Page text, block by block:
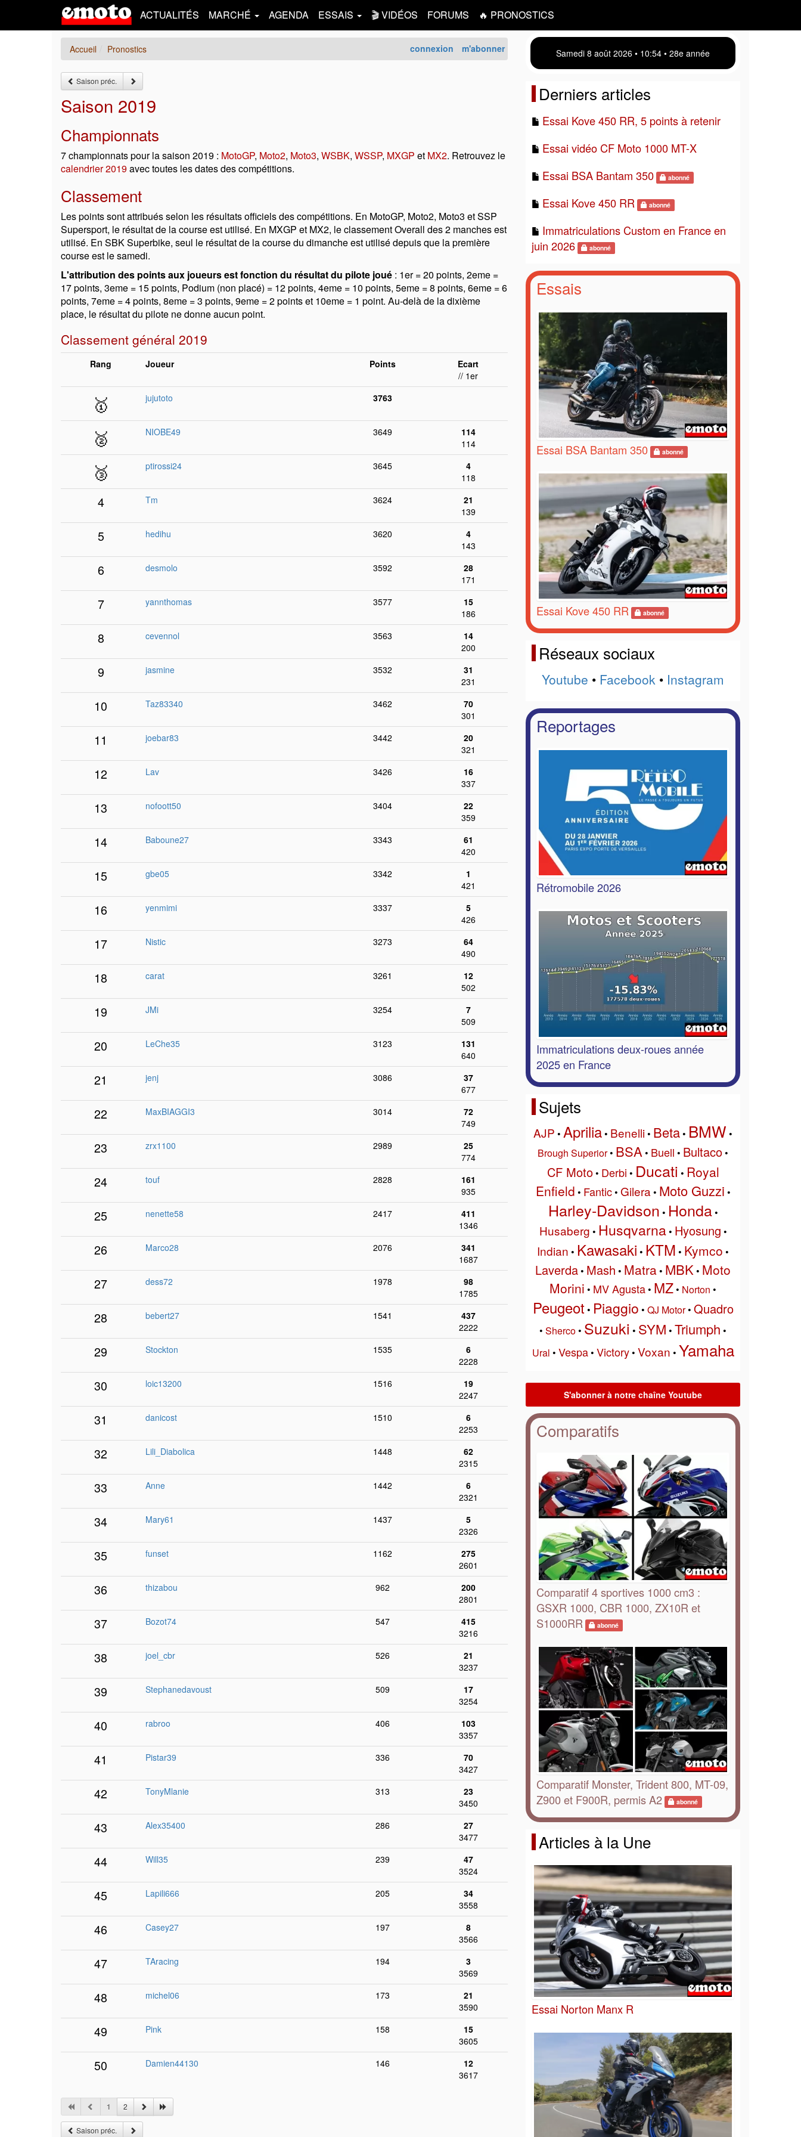
ACTUALITÉS MARCHÉ AGENDA ESSAIS 🎬 VIDÉOS FORUMS 🔥 PRONOSTICS
connexion m'abonner
Accueil Pronostics
Saison préc.
Saison 2019
Championnats
7 championnats pour la saison 2019 : MotoGP, Moto2, Moto3, WSBK, WSSP, MXGP et MX2. Retrouvez le
calendrier 2019avec toutes les dates des compétitions.
Classement
Les points sont attribués selon les résultats officiels des compétitions. En MotoGP, Moto2, Moto3 et SSP
Supersport, le résultat de la course est utilisé. En MXGP et MX2, le classement Overall des 2 manches est
utilisé. En SBK Superbike, seul le résultat de la course du dimanche est utilisé depuis que la première
course est le samedi.
L'attribution des points aux joueurs est fonction du résultat du pilote joué : 1er = 20 points, 2eme =
17 points, 3eme = 15 points, Podium (non placé) = 12 points, 4eme = 10 points, 5eme = 8 points, 6eme = 6
points, 7eme = 4 points, 8eme = 3 points, 9eme = 2 points et 10eme = 1 point. Au-delà de la dixième
place, le résultat du pilote ne donne aucun point.
Classement général 2019
Rang Joueur Points
Ecart
// 1er
🥇 jujutoto 3763
🥈 NIOBE49 3649
114
114
🥉 ptirossi24 3645
4
118
4 Tm 3624
21
139
5 hedihu 3620
4
143
6 desmolo 3592
28
171
7 yannthomas 3577
15
186
8 cevennol 3563
14
200
9 jasmine 3532
31
231
10 Taz83340 3462
70
301
11 joebar83 3442
20
321
12 Lav 3426
16
337
13 nofoott50 3404
22
359
14 Baboune27 3343
61
420
15 gbe05 3342
1
421
16 yenmimi 3337
5
426
17 Nistic 3273
64
490
18 carat 3261
12
502
19 JMi 3254
7
509
20 LeChe35 3123
131
640
21 jenj 3086
37
677
22 MaxBIAGGI3 3014
72
749
23 zrx1100 2989
25
774
24 touf 2828
161
935
25 nenette58 2417
411
1346
26 Marco28 2076
341
1687
27 dess72 1978
98
1785
28 bebert27 1541
437
2222
29 Stockton 1535
6
2228
30 loic13200 1516
19
2247
31 danicost 1510
6
2253
32 Lili_Diabolica 1448
62
2315
33 Anne 1442
6
2321
34 Mary61 1437
5
2326
35 funset 1162
275
2601
36 thizabou 962
200
2801
37 Bozot74 547
415
3216
38 joel_cbr 526
21
3237
39 Stephanedavoust 509
17
3254
40 rabroo 406
103
3357
41 Pistar39 336
70
3427
42 TonyMlanie 313
23
3450
43 Alex35400 286
27
3477
44 Will35 239
47
3524
45 Lapili666 205
34
3558
46 Casey27 197
8
3566
47 TAracing 194
3
3569
48 michel06 173
21
3590
49 Pink 158
15
3605
50 Damien44130 146
12
3617
1 2
Saison préc.
Samedi 8 août 2026 • 10 54 • 28e année
Derniers articles
Essai Kove 450 RR, 5 points à retenir
Essai vidéo CF Moto 1000 MT-X
Essai BSA Bantam 350
abonné
Essai Kove 450 RR abonné
Immatriculations Custom en France en
juin 2026
abonné
Essais
Essai BSA Bantam 350 abonné
Essai Kove 450 RR abonné
Réseaux sociaux
Youtube • Facebook • Instagram
Reportages
Rétromobile 2026
Immatriculations deux-roues année
2025 en France
Sujets
AJP • Aprilia• Benelli• Beta• BMW •
Brough Superior• BSA • Buell • Bultaco•
CF Moto• Derbi • Ducati • Royal
Enfield • Fantic• Gilera • Moto Guzzi •
Harley-Davidson • Honda•
Husaberg • Husqvarna• Hyosung •
Indian • Kawasaki • KTM • Kymco •
Laverda• Mash • Matra• MBK • Moto
Morini • MV Agusta• MZ• Norton •
Peugeot • Piaggio • QJ Motor• Quadro
• Sherco• Suzuki • SYM • Triumph •
Ural • Vespa• Victory• Voxan • Yamaha
Comparatifs
Comparatif 4 sportives 1000 cm3 :
GSXR 1000, CBR 1000, ZX10R et
S1000RR
abonné
Comparatif Monster, Trident 800, MT-09,
Z900 et F900R, permis A2
abonné
Articles à la Une
Essai Norton Manx R